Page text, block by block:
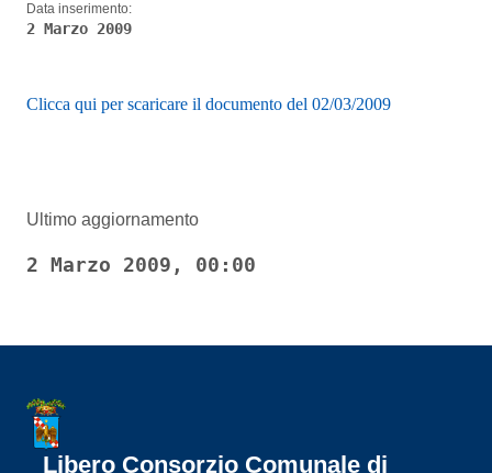
Data inserimento:
2 Marzo 2009
Clicca qui per scaricare il documento del 02/03/2009
Ultimo aggiornamento
2 Marzo 2009, 00:00
Libero Consorzio Comunale di